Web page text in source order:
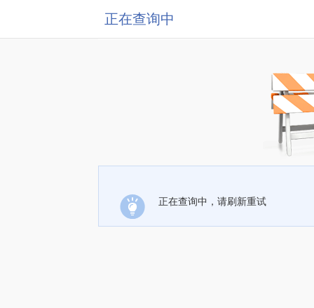
正在查询中
正在查询中，请刷新重试